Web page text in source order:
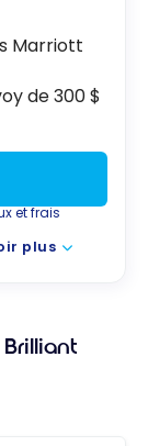
Marriott
de 300 $
et frais
plus